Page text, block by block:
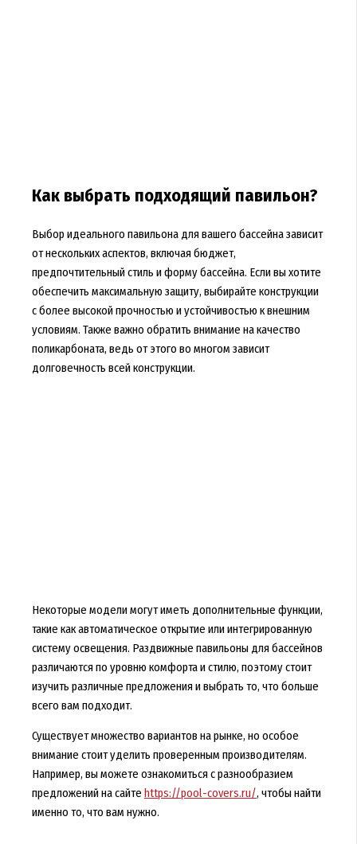
Как выбрать подходящий павильон?
Выбор идеального павильона для вашего бассейна зависит
от нескольких аспектов, включая бюджет,
предпочтительный стиль и форму бассейна. Если вы хотите
обеспечить максимальную защиту, выбирайте конструкции
с более высокой прочностью и устойчивостью к внешним
условиям. Также важно обратить внимание на качество
поликарбоната, ведь от этого во многом зависит
долговечность всей конструкции.
Некоторые модели могут иметь дополнительные функции,
такие как автоматическое открытие или интегрированную
систему освещения. Раздвижные павильоны для бассейнов
различаются по уровню комфорта и стилю, поэтому стоит
изучить различные предложения и выбрать то, что больше
всего вам подходит.
Существует множество вариантов на рынке, но особое
внимание стоит уделить проверенным производителям.
Например, вы можете ознакомиться с разнообразием
предложений на сайте https://pool-covers.ru/, чтобы найти
именно то, что вам нужно.